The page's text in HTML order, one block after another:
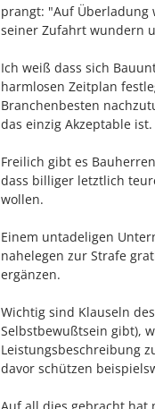
prangt: "Auf Überladung
seiner Zufahrt wundern
Ich weiß dass sich
harmlosen Zeitplan
Branchenbesten
das einzig Akzeptable ist.
Freilich gibt es
dass billiger letztlich
wollen.
Einem untadeligen
nahelegen zur Strafe
ergänzen.
Wichtig sind Klauseln
Selbstbewußtsein gibt),
Leistungsbeschreibung
davor schützen